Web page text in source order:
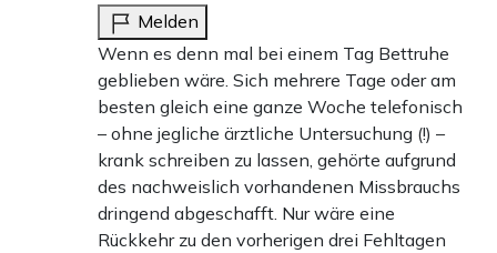
Melden
Wenn es denn mal bei einem Tag Bettruhe
geblieben wäre. Sich mehrere Tage oder am
besten gleich eine ganze Woche telefonisch
– ohne jegliche ärztliche Untersuchung (!) –
krank schreiben zu lassen, gehörte aufgrund
des nachweislich vorhandenen Missbrauchs
dringend abgeschafft. Nur wäre eine
Rückkehr zu den vorherigen drei Fehltagen